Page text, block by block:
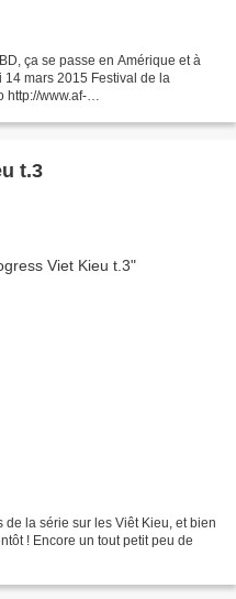
ça se passe en Amérique et à
14 mars 2015 Festival de la
http://www.af-
t.3
la série sur les Viêt Kieu, et bien
! Encore un tout petit peu de